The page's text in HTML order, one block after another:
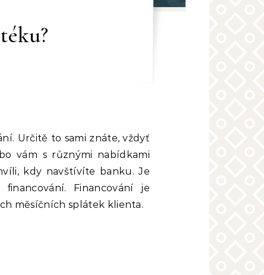
Určitě to sami znáte, vždyť
vám s různými nabídkami
kdy navštívíte banku.Je
Financování je
měsíčních splátek klienta.